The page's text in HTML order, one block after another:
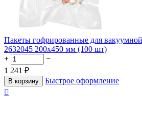
Пакеты гофрированные для
2632045 200х450 мм (100 шт)
+
−
1 241 ₽
В корзину
Быстрое оформление
